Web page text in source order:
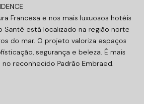
Francesa e nos mais luxuosos hotéis
Santé está localizado na região norte
do mar. O projeto valoriza espaços
segurança e beleza. É mais
reconhecido Padrão Embraed.